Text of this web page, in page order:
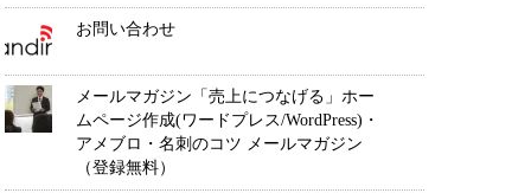
お問い合わせ
メールマガジン「売上につなげる」ホー
ムページ作成(ワードプレス/WordPress)・
アメブロ・名刺のコツ メールマガジン
（登録無料）